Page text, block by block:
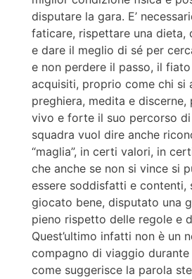
disputare la gara. E’
faticare, rispettare una dieta,
e dare il meglio di sé per
e non perdere il passo, il
acquisiti, proprio come chi si
preghiera, medita e discerne,
vivo e forte il suo percorso di
squadra vuol dire anche
“maglia”, in certi valori, in
che anche se non si vince si
essere soddisfatti e contenti,
giocato bene, disputato una
pieno rispetto delle regole e
Quest’ultimo infatti non è un
compagno di viaggio
come suggerisce la parola